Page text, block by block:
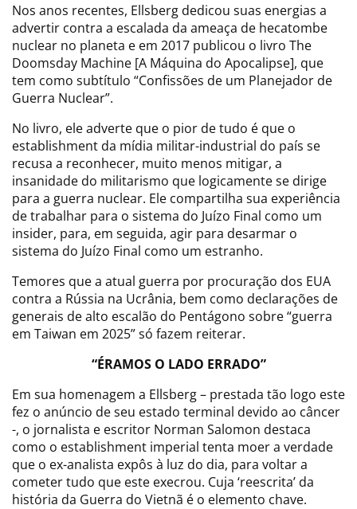
Nos anos recentes, Ellsberg dedicou suas energias a
advertir contra a escalada da ameaça de hecatombe
nuclear no planeta e em 2017 publicou o livro The
Doomsday Machine [A Máquina do Apocalipse], que
tem como subtítulo “Confissões de um Planejador de
Guerra Nuclear”.
No livro, ele adverte que o pior de tudo é que o
establishment da mídia militar-industrial do país se
recusa a reconhecer, muito menos mitigar, a
insanidade do militarismo que logicamente se dirige
para a guerra nuclear. Ele compartilha sua experiência
de trabalhar para o sistema do Juízo Final como um
insider, para, em seguida, agir para desarmar o
sistema do Juízo Final como um estranho.
Temores que a atual guerra por procuração dos EUA
contra a Rússia na Ucrânia, bem como declarações de
generais de alto escalão do Pentágono sobre “guerra
em Taiwan em 2025” só fazem reiterar.
“ÉRAMOS O LADO ERRADO”
Em sua homenagem a Ellsberg – prestada tão logo este
fez o anúncio de seu estado terminal devido ao câncer
-, o jornalista e escritor Norman Salomon destaca
como o establishment imperial tenta moer a verdade
que o ex-analista expôs à luz do dia, para voltar a
cometer tudo que este execrou. Cuja ‘reescrita’ da
história da Guerra do Vietnã é o elemento chave.